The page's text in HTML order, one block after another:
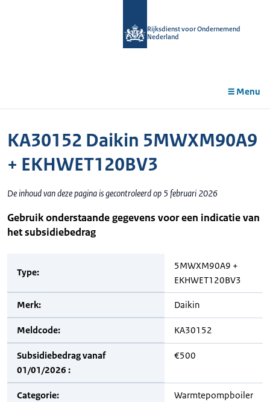
Rijksdienst voor Ondernemend
Nederland
Menu
KA30152 Daikin 5MWXM90A9
+ EKHWET120BV3
De inhoud van deze pagina is gecontroleerd op 5 februari 2026
Gebruik onderstaande gegevens voor een indicatie van
het subsidiebedrag
Type:
5MWXM90A9 +
EKHWET120BV3
Merk: Daikin
Meldcode: KA30152
Subsidiebedrag vanaf
01/01/2026 :
€500
Categorie: Warmtepompboiler